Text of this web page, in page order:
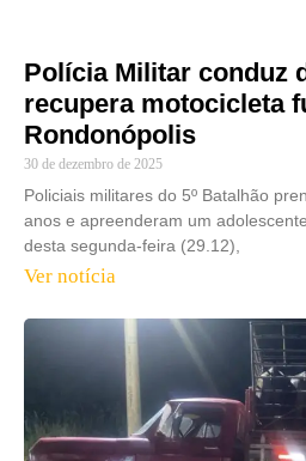
Polícia Militar conduz
recupera motocicleta
Rondonópolis
30 de dezembro de 2025
Policiais militares do 5º Batalhão
anos e apreenderam um
desta segunda-feira (29.12),
Ver notícia